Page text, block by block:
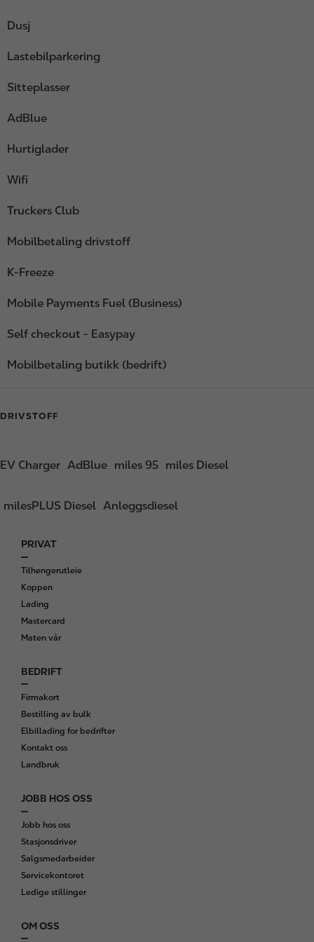
Dusj
Lastebilparkering
Sitteplasser
AdBlue
Hurtiglader
Wifi
Truckers Club
Mobilbetaling drivstoff
K-Freeze
Mobile Payments Fuel (Business)
Self checkout - Easypay
Mobilbetaling butikk (bedrift)
DRIVSTOFF
EV Charger AdBlue miles 95 miles Diesel
milesPLUS Diesel Anleggsdiesel
F
o
o
t
e
r
PRIVAT
Tilhengerutleie
Koppen
Lading
Mastercard
Maten vår
BEDRIFT
Firmakort
Bestilling av bulk
Elbillading for bedrifter
Kontakt oss
Landbruk
JOBB HOS OSS
Jobb hos oss
Stasjonsdriver
Salgsmedarbeider
Servicekontoret
Ledige stillinger
OM OSS